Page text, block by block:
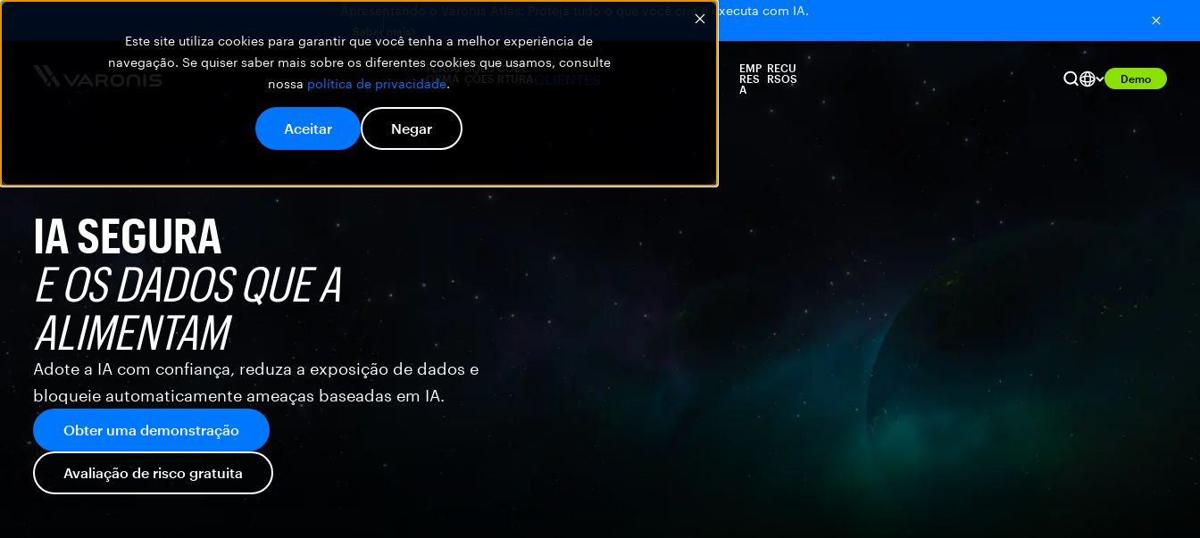
Este site utiliza cookies para garantir que você tenha a melhor experiência de
navegação. Se quiser saber mais sobre os diferentes cookies que usamos, consulte
nossa política de privacidade.
Aceitar Negar
Apresentando o Varonis Atlas: Proteja tudo o que você cria e executa com IA.
Saber mais
PLATAF
ORMA
SOLU
ÇÕES
COBE
RTURA CLIENTES
EMP
RES
A
RECU
RSOS
Demo
IA SEGURA
E OS DADOS QUE A
ALIMENTAM
Adote a IA com confiança, reduza a exposição de dados e
bloqueie automaticamente ameaças baseadas em IA.
Obter uma demonstração
Avaliação de risco gratuita